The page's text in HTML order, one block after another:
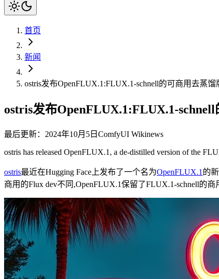
首页
新闻
ostris发布OpenFLUX.1:FLUX.1-schnell的可商用去蒸馏
ostris发布OpenFLUX.1:FLUX.1-
最后更新：2024年10月5日 ComfyUI Wikinews
ostris has released OpenFLUX.1, a de-distilled version of the
ostris最近在Hugging Face上发布了一个名为OpenFLUX.1 的
商用的Flux dev不同,OpenFLUX.1保留了FLUX.1-schnell的